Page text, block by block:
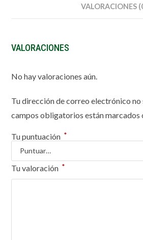
VALORACIONES
VALORACIONES
No hay valoraciones aún.
Tu dirección de correo electrónico no
campos obligatorios están marcados
Tu puntuación *
Tu valoración *